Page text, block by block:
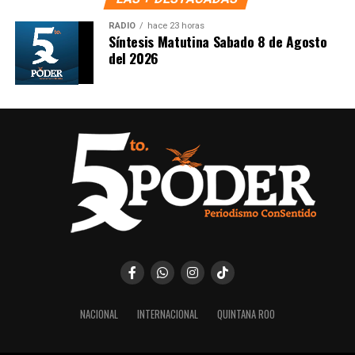
se reunieron con autoridades europeas para cerrar los
últimos puntos delacuerdo comercial UE–Mercosur
cuya firma está prevista para mañana. El pacto es
6. Inundaciones dejan más de cien
muertos en el sur de África
Lluvias torrenciales provocaroninundaciones severas
en Mozambique, Sudáfrica y Zimbabue, dejando más de
100 fallecidos y miles de viviendas destruidas. Equipos
arresto de Bobi Wine
RADIO hace 23 horas
Síntesis Matutina Sabado 8 de Agosto
del 2026
NACIONAL INTERNACIONAL QUINTANA ROO